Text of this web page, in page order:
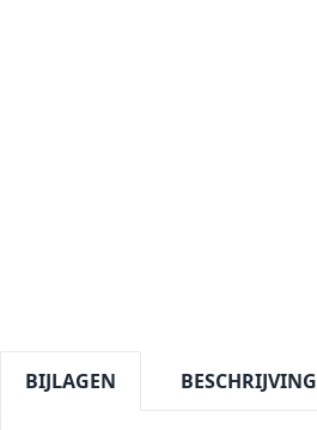
BIJLAGEN BESCHRIJVING